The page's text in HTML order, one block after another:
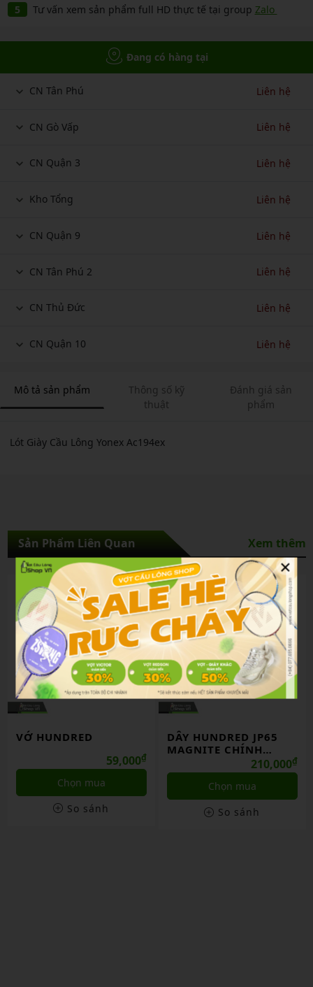
Tư vấn xem sản phẩm full HD thực tế tại group Zalo
Đang có hàng tại
CN Tân Phú Liên hệ
CN Gò Vấp Liên hệ
CN Quận 3 Liên hệ
Kho Tổng Liên hệ
CN Quận 9 Liên hệ
CN Tân Phú 2 Liên hệ
CN Thủ Đức Liên hệ
CN Quận 10 Liên hệ
Mô tả sản phẩm
Thông số kỹ
thuật
Đánh giá sản
phẩm
Lót Giày Cầu Lông Yonex Ac194ex
Sản Phẩm Liên Quan Xem thêm
VỚ HUNDRED
59,000₫
Chọn mua
So sánh
DÂY HUNDRED JP65
MAGNITE CHÍNH
210,000₫
Chọn mua
So sánh
×